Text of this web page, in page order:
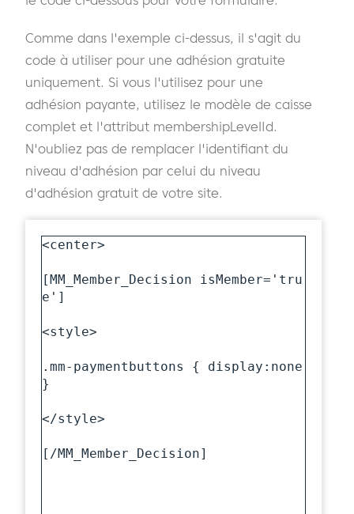
Comme dans l'exemple ci-dessus, il s'agit du
code à utiliser pour une adhésion gratuite
uniquement. Si vous l'utilisez pour une
adhésion payante, utilisez le modèle de caisse
complet et l'attribut membershipLevelId.
N'oubliez pas de remplacer l'identifiant du
niveau d'adhésion par celui du niveau
d'adhésion gratuit de votre site.
<center>
[MM_Member_Decision isMember='tru
e']
<style>
.mm-paymentbuttons { display:none
}
</style>
[/MM_Member_Decision]